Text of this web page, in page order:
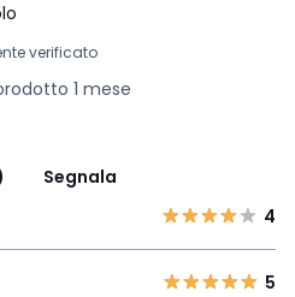
verificato
1 mese
Segnala
4
5